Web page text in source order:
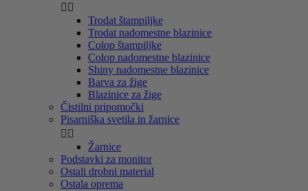
 
Trodat štampiljke
Trodat nadomestne blazinice
Colop štampiljke
Colop nadomestne blazinice
Shiny nadomestne blazinice
Barva za žige
Blazinice za žige
Čistilni pripomočki
Pisarniška svetila in žarnice
 
Žarnice
Podstavki za monitor
Ostali drobni material
Ostala oprema